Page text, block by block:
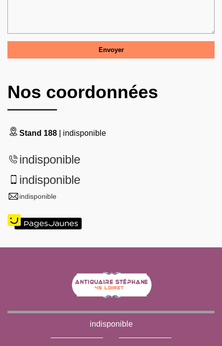
Nos coordonnées
Stand 188 | indisponible
indisponible
indisponible
indisponible
indisponible